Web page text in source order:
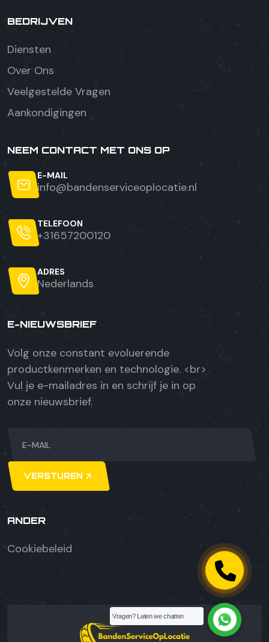
BEDRIJVEN
Diensten
Over Ons
Veelgestelde Vragen
Aankondigingen
NEEM CONTACT MET ONS OP
E-MAIL
info@bandenserviceoplocatie.nl
TELEFOON
+31657200120
ADRES
Nederlands
E-NIEUWSBRIEF
Volg onze constant evoluerende
productkenmerken en technologie. <br>
Vul je e-mailadres in en schrijf je in op
onze nieuwsbrief.
VERSTUREN
ANDER
Cookiebeleid
Vragen? Laten we chatten